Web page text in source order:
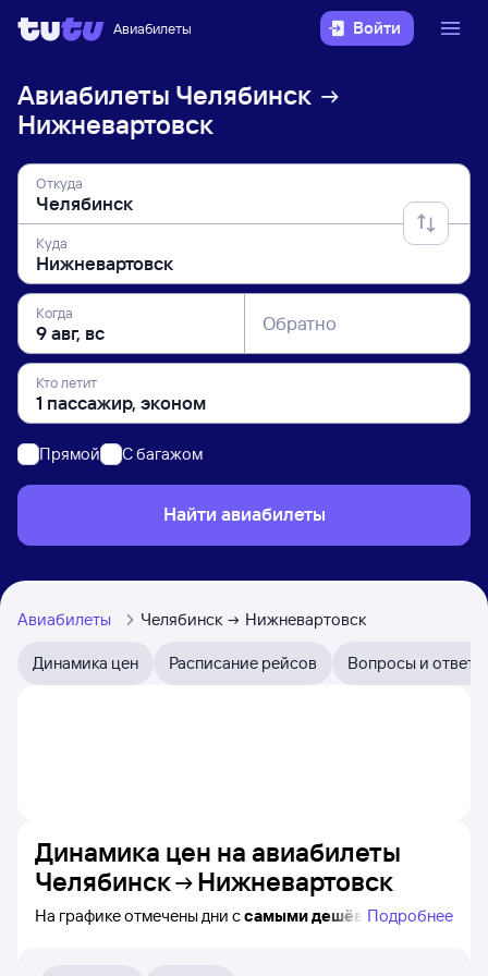
Авиабилеты Войти
Авиабилеты Челябинск
Нижневартовск
Откуда
Куда
Когда Обратно
Кто летит
Прямой C багажом
Найти авиабилеты
Авиабилеты Челябинск Нижневартовск
Динамика цен Расписание рейсов Вопросы и ответы
Динамика цен на авиабилеты
Челябинск
Нижневартовск
На графике отмечены дни ссамыми дешёвымиПодробнее